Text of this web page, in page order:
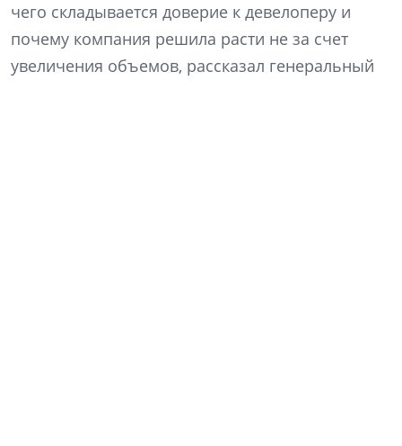
чего складывается доверие к девелоперу и
почему компания решила расти не за счет
увеличения объемов, рассказал генеральный